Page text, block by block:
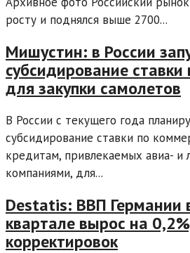
росту и поднялся выше 2700...
Мишустин: в России
субсидирование
для закупки самолетов
В России с текущего года
субсидирование ставки по
кредитам, привлекаемых авиа- и
компаниями, для...
Destatis: ВВП Германии
квартале вырос на
корректировок